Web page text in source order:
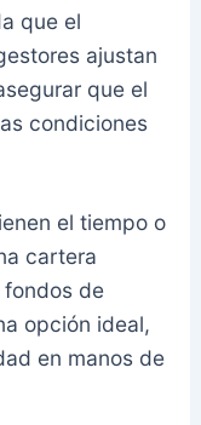
que el
ajustan
que el
condiciones
el tiempo o
cartera
fondos de
opción ideal,
en manos de